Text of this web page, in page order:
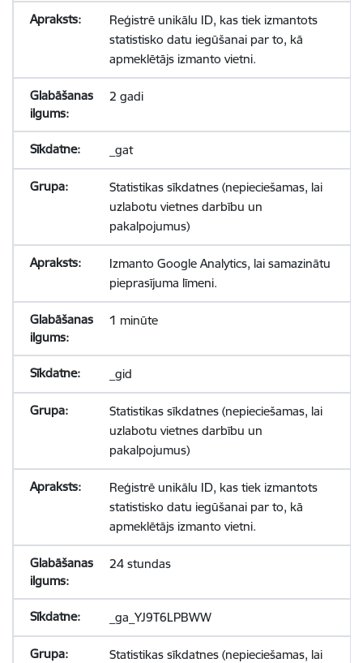
Reģistrē unikālu ID, kas tiek izmantots
statistisko datu iegūšanai par to, kā
apmeklētājs izmanto vietni.
2 gadi
_gat
Statistikas sīkdatnes (nepieciešamas, lai
uzlabotu vietnes darbību un
pakalpojumus)
Izmanto Google Analytics, lai samazinātu
pieprasījuma līmeni.
1 minūte
_gid
Statistikas sīkdatnes (nepieciešamas, lai
uzlabotu vietnes darbību un
pakalpojumus)
Reģistrē unikālu ID, kas tiek izmantots
statistisko datu iegūšanai par to, kā
apmeklētājs izmanto vietni.
24 stundas
_ga_YJ9T6LPBWW
Statistikas sīkdatnes (nepieciešamas, lai